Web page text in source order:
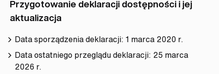
Przygotowanie deklaracji dostępności i jej
aktualizacja
Data sporządzenia deklaracji: 1 marca 2020 r.
Data ostatniego przeglądu deklaracji: 25 marca
2026 r.